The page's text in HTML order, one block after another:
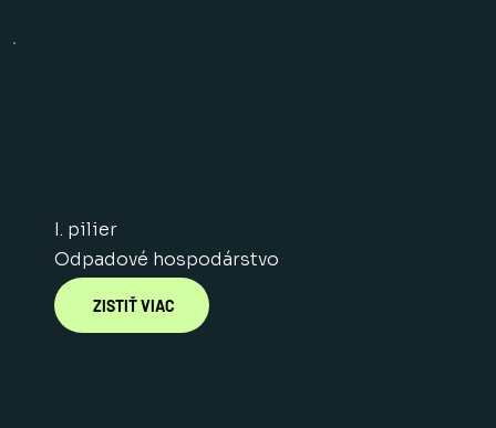
I. pilier
Odpadové hospodárstvo
ZISTIŤ VIAC